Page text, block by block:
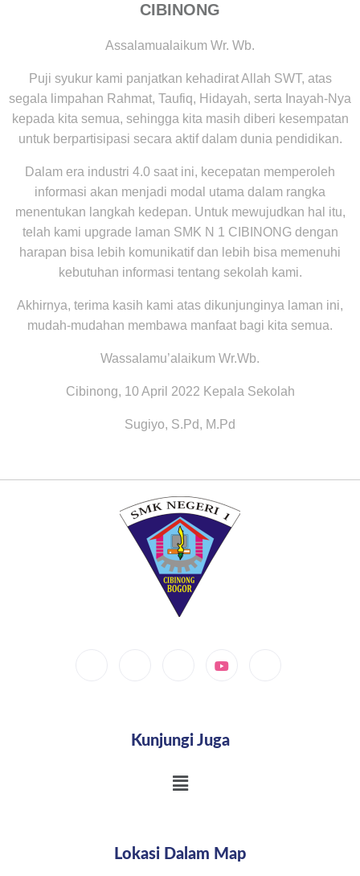
CIBINONG
Assalamualaikum Wr. Wb.
Puji syukur kami panjatkan kehadirat Allah SWT, atas
segala limpahan Rahmat, Taufiq, Hidayah, serta Inayah-Nya
kepada kita semua, sehingga kita masih diberi kesempatan
untuk berpartisipasi secara aktif dalam dunia pendidikan.
Dalam era industri 4.0 saat ini, kecepatan memperoleh
informasi akan menjadi modal utama dalam rangka
menentukan langkah kedepan. Untuk mewujudkan hal itu,
telah kami upgrade laman SMK N 1 CIBINONG dengan
harapan bisa lebih komunikatif dan lebih bisa memenuhi
kebutuhan informasi tentang sekolah kami.
Akhirnya, terima kasih kami atas dikunjunginya laman ini,
mudah-mudahan membawa manfaat bagi kita semua.
Wassalamu’alaikum Wr.Wb.
Cibinong, 10 April 2022 Kepala Sekolah
Sugiyo, S.Pd, M.Pd
Kunjungi Juga
Lokasi Dalam Map